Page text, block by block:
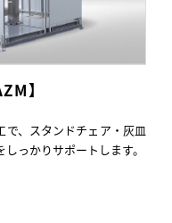
】
で、スタンドチェア・灰皿
っかりサポートします。